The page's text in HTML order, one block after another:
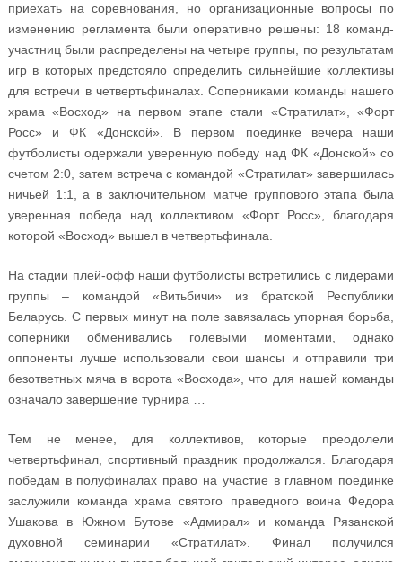
приехать на соревнования, но организационные вопросы по
изменению регламента были оперативно решены: 18 команд-
участниц были распределены на четыре группы, по результатам
игр в которых предстояло определить сильнейшие коллективы
для встречи в четвертьфиналах. Соперниками команды нашего
храма «Восход» на первом этапе стали «Стратилат», «Форт
Росс» и ФК «Донской». В первом поединке вечера наши
футболисты одержали уверенную победу над ФК «Донской» со
счетом 2:0, затем встреча с командой «Стратилат» завершилась
ничьей 1:1, а в заключительном матче группового этапа была
уверенная победа над коллективом «Форт Росс», благодаря
которой «Восход» вышел в четвертьфинала.
На стадии плей-офф наши футболисты встретились с лидерами
группы – командой «Витьбичи» из братской Республики
Беларусь. С первых минут на поле завязалась упорная борьба,
соперники обменивались голевыми моментами, однако
оппоненты лучше использовали свои шансы и отправили три
безответных мяча в ворота «Восхода», что для нашей команды
означало завершение турнира …
Тем не менее, для коллективов, которые преодолели
четвертьфинал, спортивный праздник продолжался. Благодаря
победам в полуфиналах право на участие в главном поединке
заслужили команда храма святого праведного воина Федора
Ушакова в Южном Бутове «Адмирал» и команда Рязанской
духовной семинарии «Стратилат». Финал получился